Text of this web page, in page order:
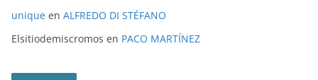
unique en ALFREDO DI STÉFANO
Elsitiodemiscromos en PACO MARTÍNEZ